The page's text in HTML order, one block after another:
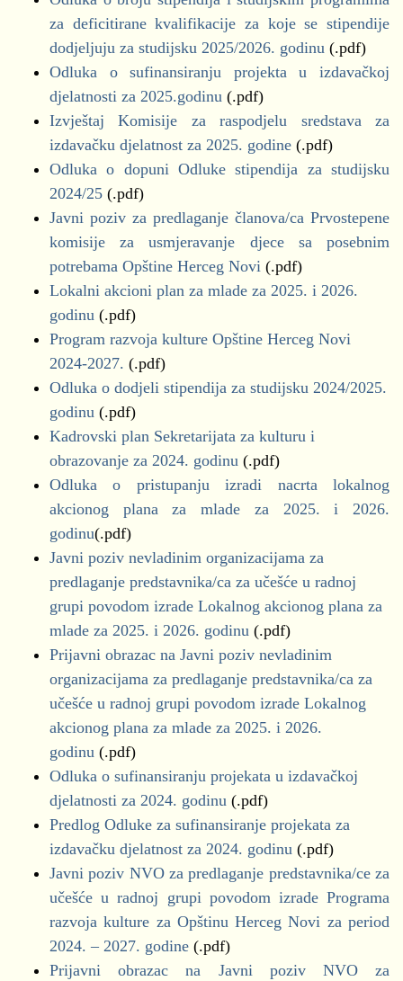
za deficitirane kvalifikacije za koje se stipendije
dodjeljuju za studijsku 2025/2026. godinu (.pdf)
Odluka o sufinansiranju projekta u izdavačkoj
djelatnosti za 2025.godinu (.pdf)
Izvještaj Komisije za raspodjelu sredstava za
izdavačku djelatnost za 2025. godine (.pdf)
Odluka o dopuni Odluke stipendija za studijsku
2024/25 (.pdf)
Javni poziv za predlaganje članova/ca Prvostepene
komisije za usmjeravanje djece sa posebnim
potrebama Opštine Herceg Novi (.pdf)
Lokalni akcioni plan za mlade za 2025. i 2026.
godinu (.pdf)
Program razvoja kulture Opštine Herceg Novi
2024-2027. (.pdf)
Odluka o dodjeli stipendija za studijsku 2024/2025.
godinu (.pdf)
Kadrovski plan Sekretarijata za kulturu i
obrazovanje za 2024. godinu (.pdf)
Odluka o pristupanju izradi nacrta lokalnog
akcionog plana za mlade za 2025. i 2026.
godinu(.pdf)
Javni poziv nevladinim organizacijama za
predlaganje predstavnika/ca za učešće u radnoj
grupi povodom izrade Lokalnog akcionog plana za
mlade za 2025. i 2026. godinu (.pdf)
Prijavni obrazac na Javni poziv nevladinim
organizacijama za predlaganje predstavnika/ca za
učešće u radnoj grupi povodom izrade Lokalnog
akcionog plana za mlade za 2025. i 2026.
godinu (.pdf)
Odluka o sufinansiranju projekata u izdavačkoj
djelatnosti za 2024. godinu (.pdf)
Predlog Odluke za sufinansiranje projekata za
izdavačku djelatnost za 2024. godinu (.pdf)
Javni poziv NVO za predlaganje predstavnika/ce za
učešće u radnoj grupi povodom izrade Programa
razvoja kulture za Opštinu Herceg Novi za period
2024. – 2027. godine (.pdf)
Prijavni obrazac na Javni poziv NVO za